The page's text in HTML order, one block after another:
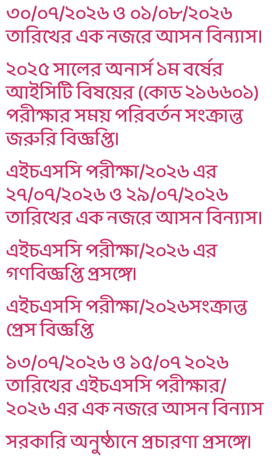
৩০/০৭/২০২৬ ও ০১/০৮/২০২৬
তারিখের এক নজরে আসন বিন্যাস।
২০২৫ সালের অনার্স ১ম বর্ষের
আইসিটি বিষয়ের (কোড ২১৬৬০১)
পরীক্ষার সময় পরিবর্তন সংক্রান্ত
জরুরি বিজ্ঞপ্তি।
এইচএসসি পরীক্ষা/২০২৬ এর
২৭/০৭/২০২৬ ও ২৯/০৭/২০২৬
তারিখের এক নজরে আসন বিন্যাস।
এইচএসসি পরীক্ষা/২০২৬ এর
গণবিজ্ঞপ্তি প্রসঙ্গে।
এইচএসসি পরীক্ষা/২০২৬সংক্রান্ত
প্রেস বিজ্ঞপ্তি
১৩/০৭/২০২৬ ও ১৫/০৭ ২০২৬
তারিখের এইচএসসি পরীক্ষার/
২০২৬ এর এক নজরে আসন বিন্যাস
সরকারি অনুষ্ঠানে প্রচারণা প্রসঙ্গে।